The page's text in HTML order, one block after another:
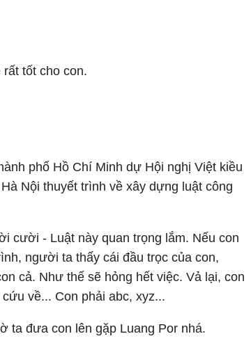
tốt cho con.
phố Hồ Chí Minh dự Hội nghị Việt kiều
Nội thuyết trình về xây dựng luật công
cười - Luật này quan trọng lắm. Nếu con
người ta thấy cái đầu trọc của con,
cả. Như thế sẽ hỏng hết việc. Vả lại, con
về... Con phải abc, xyz...
ta đưa con lên gặp Luang Por nhá.